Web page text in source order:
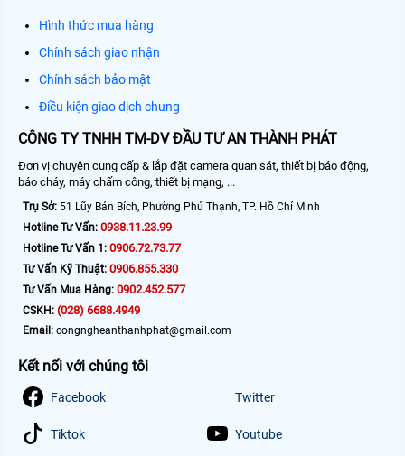
Hình thức mua hàng
Chính sách giao nhận
Chính sách bảo mật
Điều kiện giao dịch chung
CÔNG TY TNHH TM-DV ĐẦU TƯ AN THÀNH PHÁT
Đơn vị chuyên cung cấp & lắp đặt camera quan sát, thiết bị báo động,
báo cháy, máy chấm công, thiết bị mạng, ...
Trụ Sở: 51 Lũy Bán Bích, Phường Phú Thạnh, TP. Hồ Chí Minh
Hotline Tư Vấn: 0938.11.23.99
Hotline Tư Vấn 1: 0906.72.73.77
Tư Vấn Kỹ Thuật: 0906.855.330
Tư Vấn Mua Hàng: 0902.452.577
CSKH: (028) 6688.4949
Email: congngheanthanhphat@gmail.com
Kết nối với chúng tôi
Facebook Twitter
Tiktok Youtube